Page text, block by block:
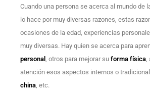
Cuando una persona se acerca al mundo de
lo hace por muy diversas razones, estas
ocasiones de la edad, experiencias
muy diversas. Hay quien se acerca para
personal , otros para mejorar su forma física,
atención esos aspectos internos o
china, etc.